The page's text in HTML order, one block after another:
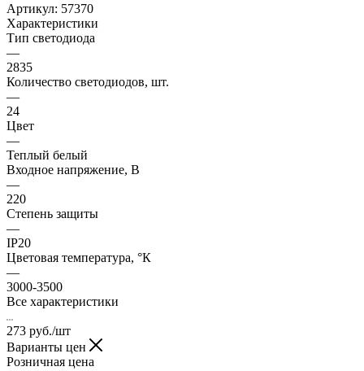
Артикул: 57370
Характеристики
Тип светодиода
—
2835
Количество светодиодов, шт.
—
24
Цвет
—
Теплый белый
Входное напряжение, В
—
220
Степень защиты
—
IP20
Цветовая температура, °К
—
3000-3500
Все характеристики
273 руб./шт
Варианты цен
Розничная цена